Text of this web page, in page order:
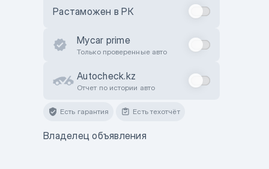
Растаможен в РК
Mycar prime
Только проверенные авто
Autocheck.kz
Отчет по истории авто
Есть гарантия Есть техотчёт
Владелец объявления